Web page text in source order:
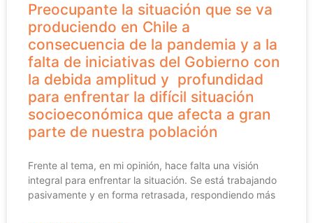
Preocupante la situación que se va
produciendo en Chile a
consecuencia de la pandemia y a la
falta de iniciativas del Gobierno con
la debida amplitud y profundidad
para enfrentar la difícil situación
socioeconómica que afecta a gran
parte de nuestra población
Frente al tema, en mi opinión, hace falta una visión
integral para enfrentar la situación. Se está trabajando
pasivamente y en forma retrasada, respondiendo más